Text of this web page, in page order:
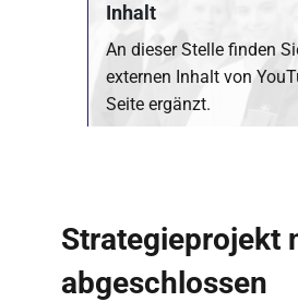
Inhalt
An dieser Stelle finden
externen Inhalt von
Seite ergänzt.
personenbezogene Daten an
übermittelt werden. Mehr dazu in
Datenschutzerklärung
Strategieprojekt
abgeschlossen